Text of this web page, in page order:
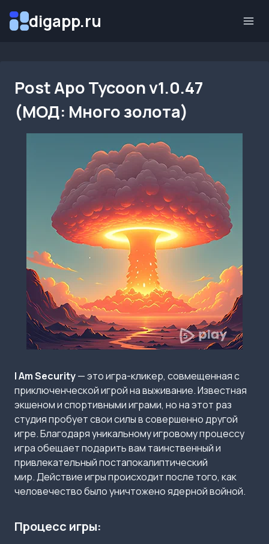
digapp.ru
Post Apo Tycoon v1.0.47
(МОД: Много золота)
I Am Security— это игра-кликер, совмещенная с
приключенческой игрой на выживание. Известная
экшеном и спортивными играми, но на этот раз
студия пробует свои силы в совершенно другой
игре. Благодаря уникальному игровому процессу
игра обещает подарить вам таинственный и
привлекательный постапокалиптический
мир. Действие игры происходит после того, как
человечество было уничтожено ядерной войной.
Процесс игры: